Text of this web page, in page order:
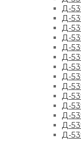
Д-
Д-
Д-
Д-
Д-
Д-
Д-
Д-
Д-
Д-
Д-
Д-
Д-
Д-